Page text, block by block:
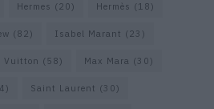
Hermes (20) Hermès (18)
(82) Isabel Marant (23)
Vuitton (58) Max Mara (30)
Saint Laurent (30)